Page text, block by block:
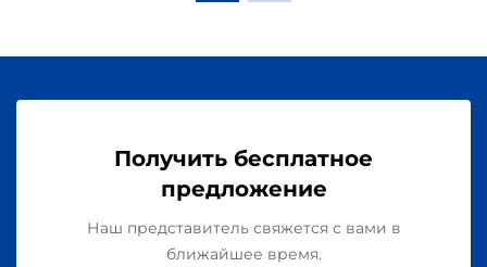
Получить бесплатное
предложение
Наш представитель свяжется с вами в
ближайшее время.